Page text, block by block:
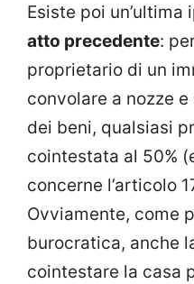
Esiste poi
atto precedente:
proprietario di un
convolare a nozze
dei beni, qualsiasi
cointestata al 50%
concerne l’articolo
Ovviamente, come
burocratica, anche
cointestare la casa